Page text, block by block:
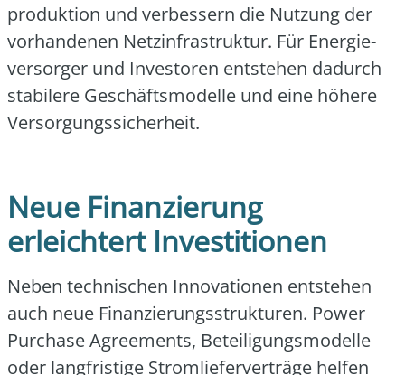
pro­duk­ti­on und ver­bes­sern die Nut­zung der
vor­han­de­nen Netz­in­fra­struk­tur. Für Ener­gie­
ver­sor­ger und Inves­to­ren ent­ste­hen dadurch
sta­bi­le­re Geschäfts­mo­del­le und eine höhe­re
Ver­sor­gungs­si­cher­heit.
Neue Finanzierung
erleichtert Investitionen
Neben tech­ni­schen Inno­va­tio­nen ent­ste­hen
auch neue Finan­zie­rungs­struk­tu­ren. Power
Purcha­se Agree­ments, Betei­li­gungs­mo­del­le
oder lang­fris­ti­ge Strom­lie­fer­ver­trä­ge hel­fen